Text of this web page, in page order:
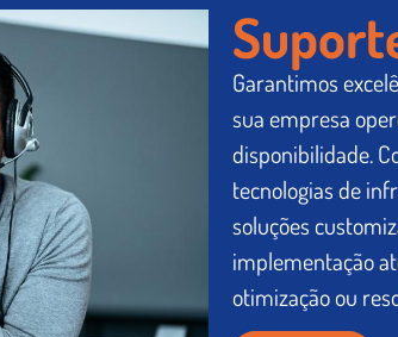
Garantimos
sua empresa
disponibilidade.
tecnologias de
soluções
implementação
otimização ou